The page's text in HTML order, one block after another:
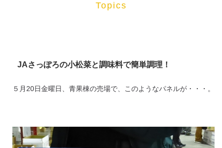
Topics
JAさっぽろの小松菜と調味料で簡単調理！
５月20日金曜日、青果棟の売場で、このようなパネルが・・・。